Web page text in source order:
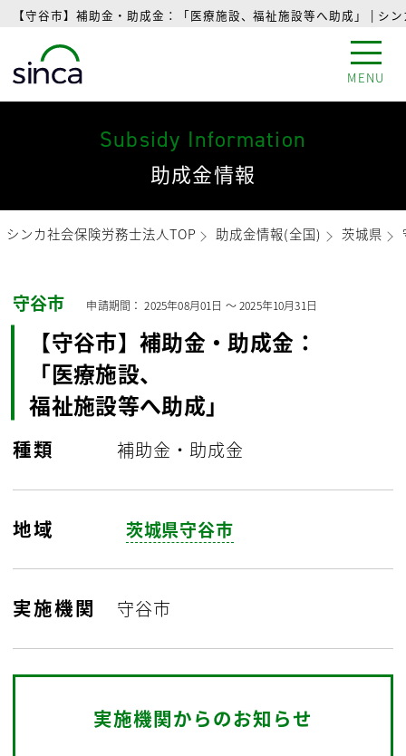
【守谷市】補助金・助成金：「医療施設、福祉施設等へ助成」 | シ
MENU
Subsidy Information
助成金情報
シンカ社会保険労務士法人TOP 助成金情報(全国) 茨城県
守谷市 申請期間：2025年08月01日 〜2025年10月31日
【守谷市】補助金・助成金：
「医療施設、
福祉施設等へ助成」
種類 補助金・助成金
地域 茨城県守谷市
実施機関 守谷市
実施機関からのお知らせ